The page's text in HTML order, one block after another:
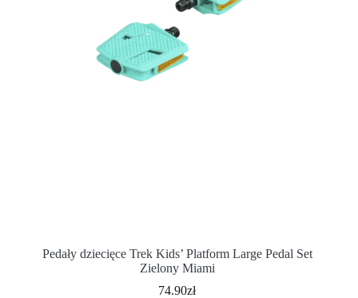
Pedały dziecięce Trek Kids’ Platform Large Pedal Set
Zielony Miami
74.90zł